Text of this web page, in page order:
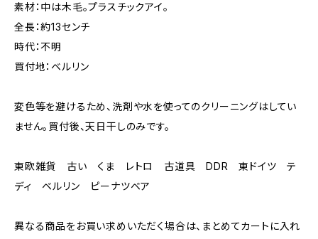
素材：中は木毛。プラスチックアイ。
全長：約13センチ
時代：不明
買付地：ベルリン
変色等を避けるため、洗剤や水を使ってのクリーニングはしてい
ません。買付後、天日干しのみです。
東欧雑貨 古い くま レトロ 古道具 DDR 東ドイツ テ
ディ ベルリン ピーナツベア
異なる商品をお買い求めいただく場合は、まとめてカートに入れ